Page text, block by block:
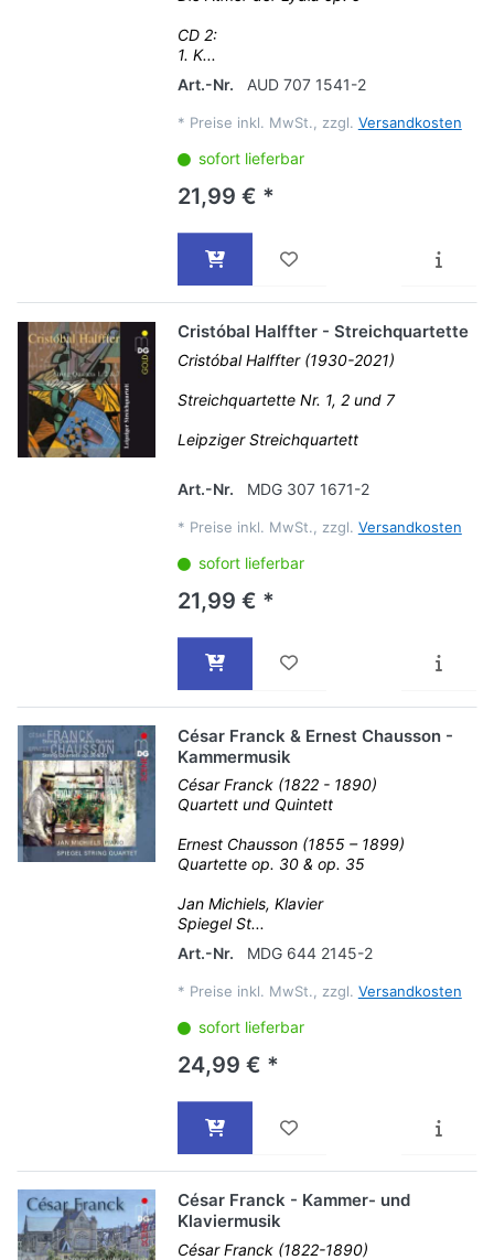
CD 2:
1. K...
Art.-Nr.
AUD 707 1541-2
* Preise inkl. MwSt., zzgl. Versandkosten
sofort lieferbar
21,99 € *
Cristóbal Halffter - Streichquartette
Cristóbal Halffter (1930-2021)
Streichquartette Nr. 1, 2 und 7
Leipziger Streichquartett
Art.-Nr. MDG 307 1671-2
* Preise inkl. MwSt., zzgl. Versandkosten
sofort lieferbar
21,99 € *
César Franck & Ernest Chausson -
Kammermusik
César Franck (1822 - 1890)
Quartett und Quintett
Ernest Chausson (1855 – 1899)
Quartette op. 30 & op. 35
Jan Michiels, Klavier
Spiegel St...
Art.-Nr.
MDG 644 2145-2
* Preise inkl. MwSt., zzgl. Versandkosten
sofort lieferbar
24,99 € *
César Franck - Kammer- und
Klaviermusik
César Franck (1822-1890)